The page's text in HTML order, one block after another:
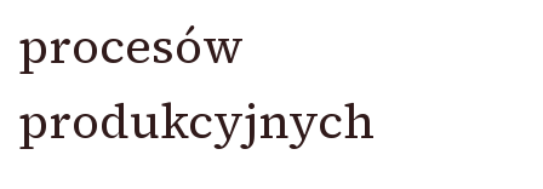
procesów
produkcyjnych